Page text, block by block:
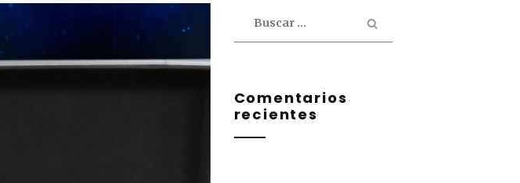
por:
Comentarios
recientes